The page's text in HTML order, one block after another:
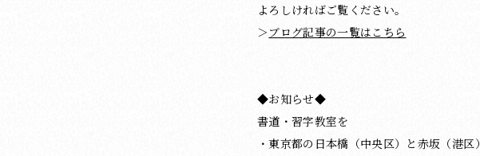
よろしければご覧ください。
＞ ブログ記事の一覧はこちら
◆お知らせ◆
書道・習字教室を
・東京都の日本橋（中央区）と赤坂（港区）